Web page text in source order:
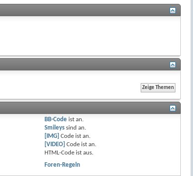
BB-Codeist an.
Smileyssind an.
[IMG] Code ist an.
[VIDEO] Code ist an.
HTML-Code ist aus.
Foren-Regeln